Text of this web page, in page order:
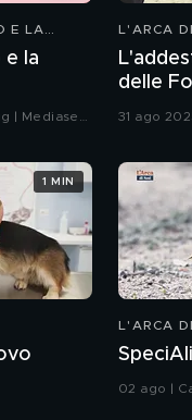
E LA
e la
| Mediaset
L'ARCA
delle
31 ago
1 MIN
L'ARCA
02 ago |